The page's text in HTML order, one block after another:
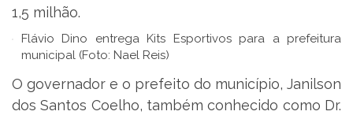
1,5 milhão.
Flávio Dino entrega Kits Esportivos para a prefeitura
municipal (Foto: Nael Reis)
O governador e o prefeito do município, Janilson
dos Santos Coelho, também conhecido como Dr.